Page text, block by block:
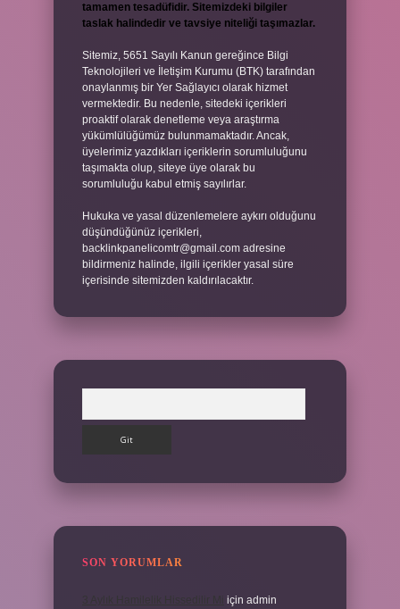
tamamen tesadüfidir. Sitemizdeki bilgiler
taslak halindedir ve tavsiye niteliği taşımazlar.
Sitemiz, 5651 Sayılı Kanun gereğince Bilgi
Teknolojileri ve İletişim Kurumu (BTK) tarafından
onaylanmış bir Yer Sağlayıcı olarak hizmet
vermektedir. Bu nedenle, sitedeki içerikleri
proaktif olarak denetleme veya araştırma
yükümlülüğümüz bulunmamaktadır. Ancak,
üyelerimiz yazdıkları içeriklerin sorumluluğunu
taşımakta olup, siteye üye olarak bu
sorumluluğu kabul etmiş sayılırlar.
Hukuka ve yasal düzenlemelere aykırı olduğunu
düşündüğünüz içerikleri,
backlinkpanelicomtr@gmail.com adresine
bildirmeniz halinde, ilgili içerikler yasal süre
içerisinde sitemizden kaldırılacaktır.
SON YORUMLAR
için admin